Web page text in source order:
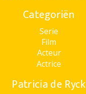
Categoriën
Serie
Film
Acteur
Actrice
Patricia de Ryck